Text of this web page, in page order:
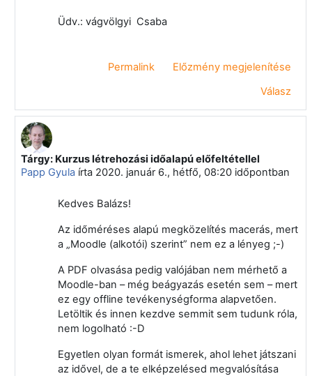
Üdv.: vágvölgyi Csaba
Permalink
Előzmény megjelenítése
Válasz
Válasz erre: Balázs Szedlacsek
Tárgy: Kurzus létrehozási időalapú előfeltétellel
Papp Gyulaírta 2020. január 6., hétfő, 08:20időpontban
Kedves Balázs!
Az időméréses alapú megközelítés macerás, mert
a „Moodle (alkotói) szerint” nem ez a lényeg ;-)
A PDF olvasása pedig valójában nem mérhető a
Moodle-ban – még beágyazás esetén sem – mert
ez egy offline tevékenységforma alapvetően.
Letöltik és innen kezdve semmit sem tudunk róla,
nem logolható :-D
Egyetlen olyan formát ismerek, ahol lehet játszani
az idővel, de a te elképzelésed megvalósítása